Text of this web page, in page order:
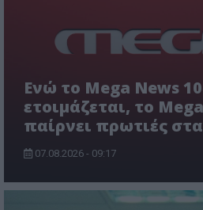
Ενώ το Mega News
ετοιμάζεται, το
παίρνει πρωτιές
07.08.2026 - 09:17